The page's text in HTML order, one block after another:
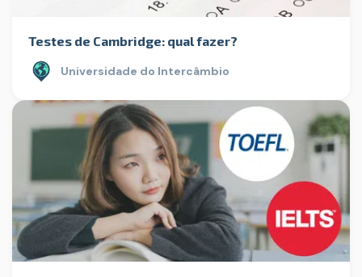
Testes de Cambridge: qual fazer?
Universidade do Intercâmbio